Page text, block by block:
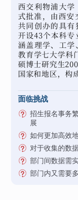
西交利物浦大
式批准，由西安
共同创办的具
开设43个本科专
涵盖理学、工学
教育学七大学科
硕博士研究生
国家和地区，构
面临挑战
招生报名事务
展
如何更加高效
对于收集的数
部门间数据需
部门内又需要